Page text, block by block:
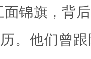
面锦旗，背
。他们曾